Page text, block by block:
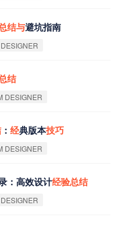
结与避坑指南
结
DESIGNER
： 经典版本技巧
DESIGNER
：高效设计经验总结